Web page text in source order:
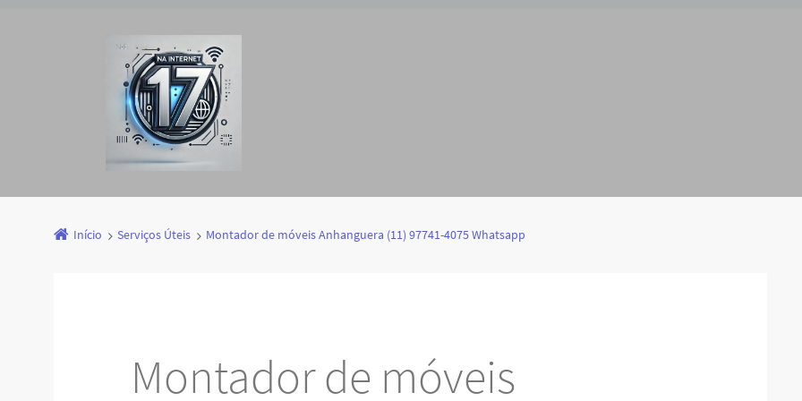
Início Serviços Úteis Montador de móveis Anhanguera (11) 97741-4075 Whatsapp
Montador de móveis